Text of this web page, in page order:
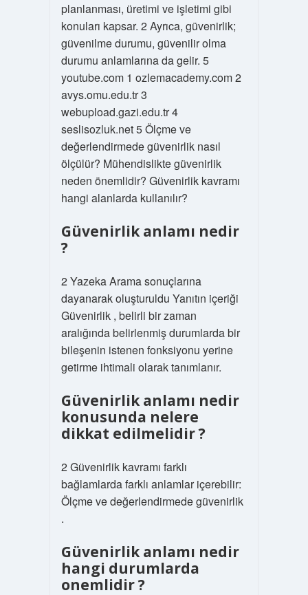
planlanması, üretimi ve işletimi gibi
konuları kapsar. 2 Ayrıca, güvenirlik;
güvenilme durumu, güvenilir olma
durumu anlamlarına da gelir. 5
youtube.com 1 ozlemacademy.com 2
avys.omu.edu.tr 3
webupload.gazi.edu.tr 4
seslisozluk.net 5 Ölçme ve
değerlendirmede güvenirlik nasıl
ölçülür? Mühendislikte güvenirlik
neden önemlidir? Güvenirlik kavramı
hangi alanlarda kullanılır?
Güvenirlik anlamı nedir
?
2 Yazeka Arama sonuçlarına
dayanarak oluşturuldu Yanıtın içeriği
Güvenirlik , belirli bir zaman
aralığında belirlenmiş durumlarda bir
bileşenin istenen fonksiyonu yerine
getirme ihtimali olarak tanımlanır.
Güvenirlik anlamı nedir
konusunda nelere
dikkat edilmelidir ?
2 Güvenirlik kavramı farklı
bağlamlarda farklı anlamlar içerebilir:
Ölçme ve değerlendirmede güvenirlik
.
Güvenirlik anlamı nedir
hangi durumlarda
onemlidir ?